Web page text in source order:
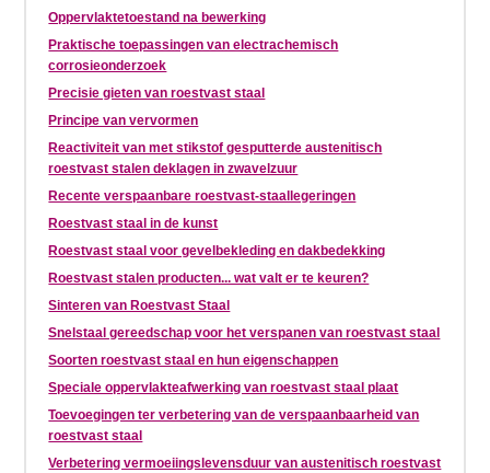
Oppervlaktetoestand na bewerking
Praktische toepassingen van electrachemisch
corrosieonderzoek
Precisie gieten van roestvast staal
Principe van vervormen
Reactiviteit van met stikstof gesputterde austenitisch
roestvast stalen deklagen in zwavelzuur
Recente verspaanbare roestvast-staallegeringen
Roestvast staal in de kunst
Roestvast staal voor gevelbekleding en dakbedekking
Roestvast stalen producten... wat valt er te keuren?
Sinteren van Roestvast Staal
Snelstaal gereedschap voor het verspanen van roestvast staal
Soorten roestvast staal en hun eigenschappen
Speciale oppervlakteafwerking van roestvast staal plaat
Toevoegingen ter verbetering van de verspaanbaarheid van
roestvast staal
Verbetering vermoeiingslevensduur van austenitisch roestvast